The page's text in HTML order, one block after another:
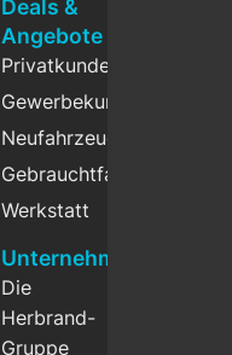
Deals &
Angebote
Privatkunden
Gewerbekunden
Neufahrzeuge
Gebrauchtfahrzeuge
Werkstatt
Unternehmen
Die
Herbrand-
Gruppe